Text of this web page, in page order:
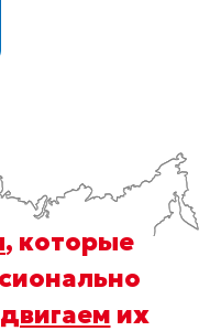
, которые
их